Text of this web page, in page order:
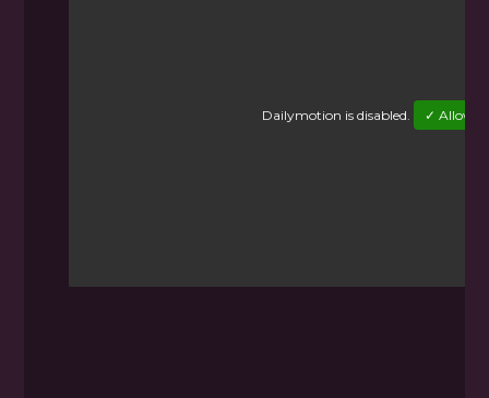
Dailymotion is disabled. ✓ Allow